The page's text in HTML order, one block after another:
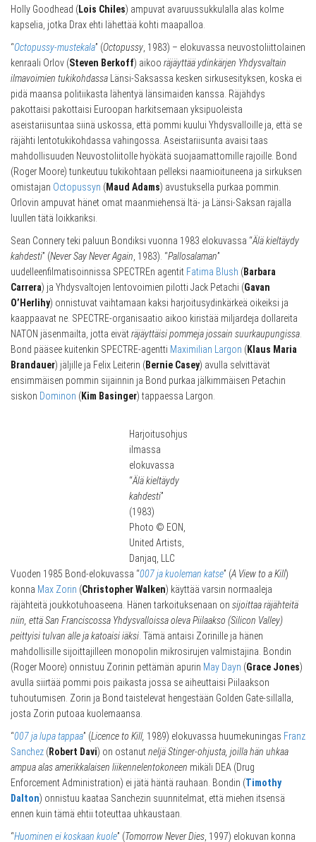
Holly Goodhead (Lois Chiles) ampuvat avaruussukkulalla alas kolme
kapselia, jotka Drax ehti lähettää kohti maapalloa.
“Octopussy-mustekala” (Octopussy , 1983) – elokuvassa neuvostoliittolainen
kenraali Orlov (Steven Berkoff) aikoo räjäyttää ydinkärjen Yhdysvaltain
ilmavoimien tukikohdassa Länsi-Saksassa kesken sirkusesityksen, koska ei
pidä maansa politiikasta lähentyä länsimaiden kanssa. Räjähdys
pakottaisi pakottaisi Euroopan harkitsemaan yksipuoleista
aseistariisuntaa siinä uskossa, että pommi kuului Yhdysvalloille ja, että se
räjähti lentotukikohdassa vahingossa. Aseistariisunta avaisi taas
mahdollisuuden Neuvostoliitolle hyökätä suojaamattomille rajoille. Bond
(Roger Moore) tunkeutuu tukikohtaan pelleksi naamioituneena ja sirkuksen
omistajan Octopussyn (Maud Adams) avustuksella purkaa pommin.
Orlovin ampuvat hänet omat maanmiehensä Itä- ja Länsi-Saksan rajalla
luullen tätä loikkariksi.
Sean Connery teki paluun Bondiksi vuonna 1983 elokuvassa “Älä kieltäydy
kahdesti” (Never Say Never Again , 1983). “Pallosalaman”
uudelleenfilmatisoinnissa SPECTREn agentit Fatima Blush (Barbara
Carrera) ja Yhdysvaltojen lentovoimien pilotti Jack Petachi (Gavan
O’Herlihy) onnistuvat vaihtamaan kaksi harjoitusydinkärkeä oikeiksi ja
kaappaavat ne. SPECTRE-organisaatio aikoo kiristää miljardeja dollareita
NATON jäsenmailta, jotta eiväträjäyttäisi pommeja jossain suurkaupungissa
Bond pääsee kuitenkin SPECTRE-agentti Maximilian Largon (Klaus Maria
Brandauer) jäljille ja Felix Leiterin (Bernie Casey) avulla selvittävät
ensimmäisen pommin sijainnin ja Bond purkaa jälkimmäisen Petachin
siskon Dominon (Kim Basinger) tappaessa Largon.
Harjoitusohjus
ilmassa
elokuvassa
“Älä kieltäydy
kahdesti”
(1983)
Photo © EON,
United Artists,
Danjaq, LLC
Vuoden 1985 Bond-elokuvassa “007 ja kuoleman katse” (A View to a Kill)
konna Max Zorin (Christopher Walken) käyttää varsin normaaleja
räjähteitä joukkotuhoaseena. Hänen tarkoituksenaan on sijoittaa räjähteitä
niin, että San Franciscossa Yhdysvalloissa oleva Piilaakso (Silicon Valley)
peittyisi tulvan alle ja katoaisi iäksi . Tämä antaisi Zorinille ja hänen
mahdollisille sijoittajilleen monopolin mikrosirujen valmistajina. Bondin
(Roger Moore) onnistuu Zorinin pettämän apurin May Dayn (Grace Jones)
avulla siirtää pommi pois paikasta jossa se aiheuttaisi Piilaakson
tuhoutumisen. Zorin ja Bond taistelevat hengestään Golden Gate-sillalla,
josta Zorin putoaa kuolemaansa.
“007 ja lupa tappaa” (Licence to Kill, 1989) elokuvassa huumekuningas Franz
Sanchez (Robert Davi) on ostanutneljä Stinger-ohjusta, joilla hän uhkaa
ampua alas amerikkalaisen liikennelentokoneen mikäli DEA (Drug
Enforcement Administration) ei jätä häntä rauhaan. Bondin (Timothy
Dalton) onnistuu kaataa Sanchezin suunnitelmat, että miehen itsensä
ennen kuin tämä ehtii toteuttaa uhkaustaan.
“Huominen ei koskaan kuole” (Tomorrow Never Dies , 1997) elokuvan konna